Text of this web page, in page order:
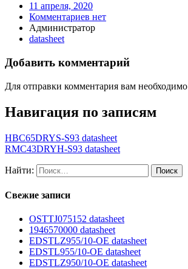
11 апреля, 2020
Комментариев нет
Администратор
datasheet
Добавить комментарий
Для отправки комментария вам необходимо
Навигация по записям
HBC65DRYS-S93 datasheet
RMC43DRYH-S93 datasheet
Найти:
Свежие записи
OSTTJ075152 datasheet
1946570000 datasheet
EDSTLZ955/10-OE datasheet
EDSTL955/10-OE datasheet
EDSTLZ950/10-OE datasheet